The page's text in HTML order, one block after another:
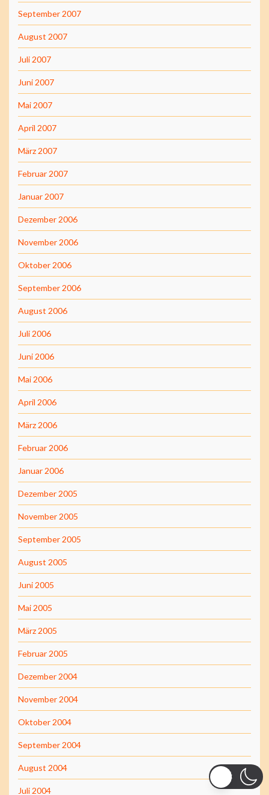
September 2007
August 2007
Juli 2007
Juni 2007
Mai 2007
April 2007
März 2007
Februar 2007
Januar 2007
Dezember 2006
November 2006
Oktober 2006
September 2006
August 2006
Juli 2006
Juni 2006
Mai 2006
April 2006
März 2006
Februar 2006
Januar 2006
Dezember 2005
November 2005
September 2005
August 2005
Juni 2005
Mai 2005
März 2005
Februar 2005
Dezember 2004
November 2004
Oktober 2004
September 2004
August 2004
Juli 2004